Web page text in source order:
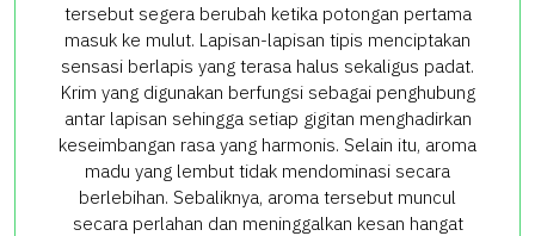
tersebut segera berubah ketika potongan pertama
masuk ke mulut. Lapisan-lapisan tipis menciptakan
sensasi berlapis yang terasa halus sekaligus padat.
Krim yang digunakan berfungsi sebagai penghubung
antar lapisan sehingga setiap gigitan menghadirkan
keseimbangan rasa yang harmonis. Selain itu, aroma
madu yang lembut tidak mendominasi secara
berlebihan. Sebaliknya, aroma tersebut muncul
secara perlahan dan meninggalkan kesan hangat